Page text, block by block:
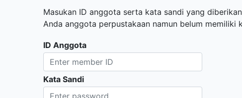
Masukan ID anggota serta kata sandi yang
Anda anggota perpustakaan namun belum memiliki
ID Anggota
Kata Sandi